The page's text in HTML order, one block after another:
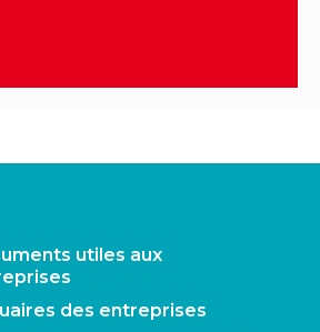
utiles aux
des entreprises